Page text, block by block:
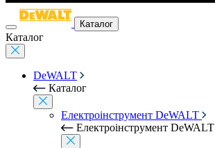
Каталог
Каталог
DeWALT
Каталог
Електроінструмент DeWALT
Електроінструмент DeWALT